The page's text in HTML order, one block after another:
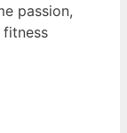
passion,